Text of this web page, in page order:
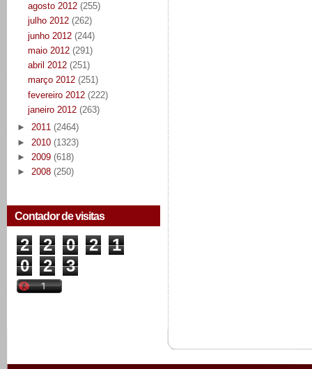
agosto 2012 (255)
julho 2012 (262)
junho 2012 (244)
maio 2012 (291)
abril 2012 (251)
março 2012 (251)
fevereiro 2012 (222)
janeiro 2012 (263)
► 2011 (2464)
► 2010 (1323)
► 2009 (618)
► 2008 (250)
Contador de visitas
2 2 0 2
1
0
2 3